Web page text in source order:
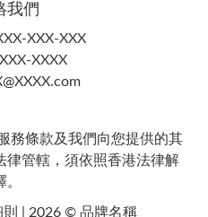
我們
XXX-XXX
XXXX
們向您提供的其
律管轄，須依照香港法律解
。
則 | 2026 © 品牌名稱